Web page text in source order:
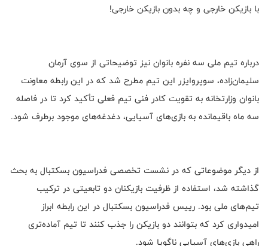
با بازیکن خارجی و چه بدون بازیکن خارجی!
درباره تیم ملی سه نفره بانوان نیز توضیحاتی از سوی آرمان
سلیمان‌زاده، سوپروایزر این تیم مطرح شد که در این رابطه معاونت
بانوان وزارتخانه به تقویت کادر فنی تیم فعلی تأکید کرد تا در فاصله
سه ماه باقیمانده به بازی‌های آسیایی، دغدغه‌های موجود برطرف شود.
از دیگر موضوعاتی که در نشست تخصصی فدراسیون بسکتبال به بحث
گذاشته شد، استفاده از ظرفیت بازیکنان دو تابعیتی در ترکیب
تیم‌های ملی بود. رییس فدراسیون بسکتبال در این رابطه ابراز
امیدواری کرد که بتوانند دو بازیکن را جذب کنند تا تیم آماده‌تری
راهی بازی‌های آسیایی ناگویا شود.